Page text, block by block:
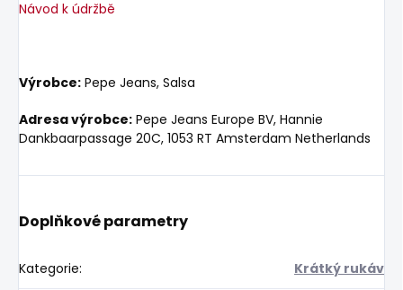
Návod k údržbě
Výrobce: Pepe Jeans, Salsa
Adresa výrobce: Pepe Jeans Europe BV, Hannie
Dankbaarpassage 20C, 1053 RT Amsterdam Netherlands
Doplňkové parametry
Kategorie: Krátký rukáv